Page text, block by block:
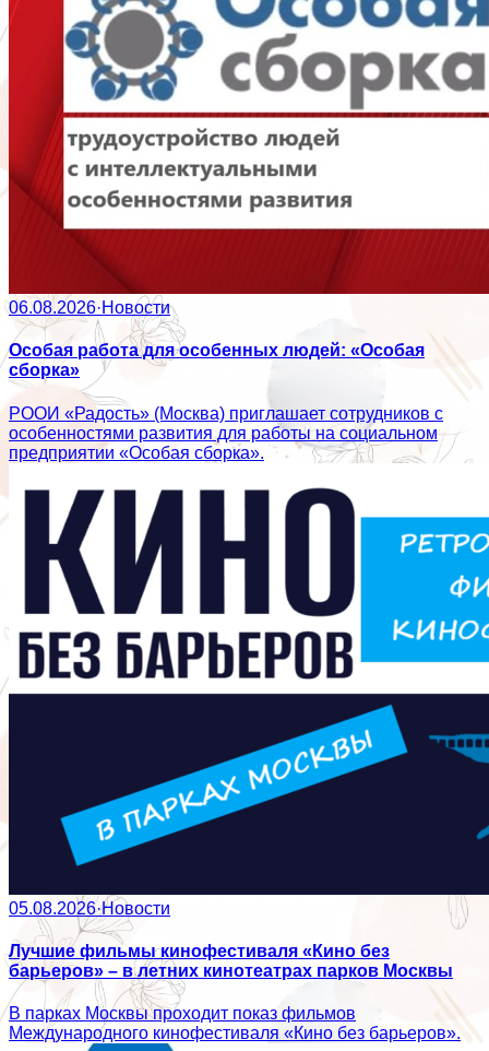
06.08.2026·Новости
Особая работа для особенных людей: «Особая
сборка»
РООИ «Радость» (Москва) приглашает сотрудников с
особенностями развития для работы на социальном
предприятии «Особая сборка».
05.08.2026·Новости
Лучшие фильмы кинофестиваля «Кино без
барьеров» – в летних кинотеатрах парков Москвы
В парках Москвы проходит показ фильмов
Международного кинофестиваля «Кино без барьеров».